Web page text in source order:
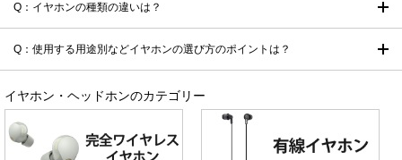
Q：イヤホンの種類の違いは？
Q：使用する用途別などイヤホンの選び方のポイントは？
イヤホン・ヘッドホンのカテゴリー